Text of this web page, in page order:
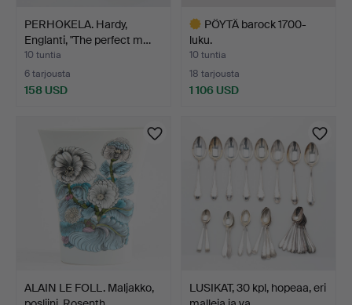
PERHOKELA. Hardy,
Englanti, "The perfect m…
10 tuntia
6 tarjousta
158 USD
PÖYTÄ barock 1700-
luku.
10 tuntia
18 tarjousta
1 106 USD
ALAIN LE FOLL. Maljakko,
LUSIKAT, 30 kpl, hopeaa, eri